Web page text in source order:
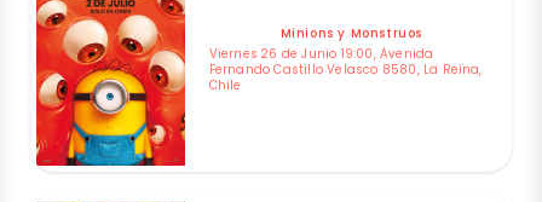
Minions y Monstruos
Viernes 26 de Junio 19:00, Avenida
Fernando Castillo Velasco 8580, La Reina,
Chile